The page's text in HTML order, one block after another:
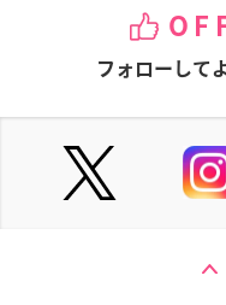
フォローして